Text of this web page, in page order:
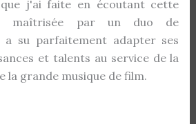
j'ai faite en écoutant cette
maîtrisée par un duo de
a su parfaitement adapter ses
et talents au service de la
la grande musique de film.